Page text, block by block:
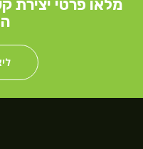
מלאו פרטי יצירת